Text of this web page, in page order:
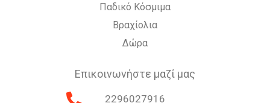
Παδικό Κόσμιμα
Βραχίολια
Δώρα
Επικοινωνήστε μαζί μας
2296027916